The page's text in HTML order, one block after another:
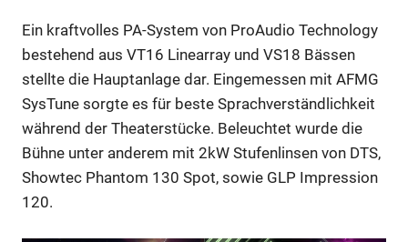
Ein kraftvolles PA-System von ProAudio Technology
bestehend aus VT16 Linearray und VS18 Bässen
stellte die Hauptanlage dar. Eingemessen mit AFMG
SysTune sorgte es für beste Sprachverständlichkeit
während der Theaterstücke. Beleuchtet wurde die
Bühne unter anderem mit 2kW Stufenlinsen von DTS,
Showtec Phantom 130 Spot, sowie GLP Impression
120.